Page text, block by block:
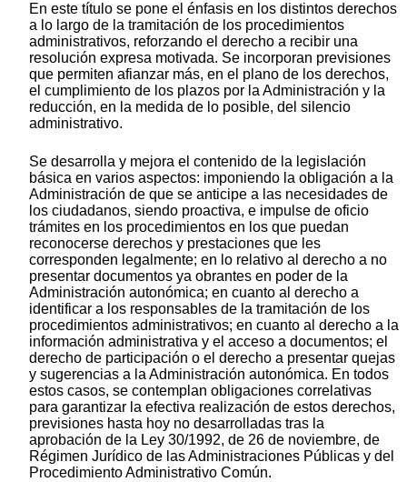
En este título se pone el énfasis en los distintos derechos
a lo largo de la tramitación de los procedimientos
administrativos, reforzando el derecho a recibir una
resolución expresa motivada. Se incorporan previsiones
que permiten afianzar más, en el plano de los derechos,
el cumplimiento de los plazos por la Administración y la
reducción, en la medida de lo posible, del silencio
administrativo.
Se desarrolla y mejora el contenido de la legislación
básica en varios aspectos: imponiendo la obligación a la
Administración de que se anticipe a las necesidades de
los ciudadanos, siendo proactiva, e impulse de oficio
trámites en los procedimientos en los que puedan
reconocerse derechos y prestaciones que les
corresponden legalmente; en lo relativo al derecho a no
presentar documentos ya obrantes en poder de la
Administración autonómica; en cuanto al derecho a
identificar a los responsables de la tramitación de los
procedimientos administrativos; en cuanto al derecho a la
información administrativa y el acceso a documentos; el
derecho de participación o el derecho a presentar quejas
y sugerencias a la Administración autonómica. En todos
estos casos, se contemplan obligaciones correlativas
para garantizar la efectiva realización de estos derechos,
previsiones hasta hoy no desarrolladas tras la
aprobación de la Ley 30/1992, de 26 de noviembre, de
Régimen Jurídico de las Administraciones Públicas y del
Procedimiento Administrativo Común.